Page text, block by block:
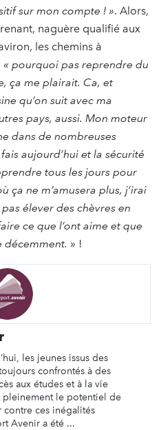
sur mon compte ! ». Alors,
naguère qualifié aux
les chemins à
« pourquoi pas reprendre du
ça me plairait. Ca, et
qu’on suit avec ma
pays, aussi. Mon moteur
dans de nombreuses
aujourd’hui et la sécurité
tous les jours pour
ça ne m’amusera plus, j’irai
élever des chèvres en
ce que l’ont aime et que
décemment. » !
les jeunes issus des
confrontés à des
aux études et à la vie
pleinement le potentiel de
contre ces inégalités
Avenir a été ...